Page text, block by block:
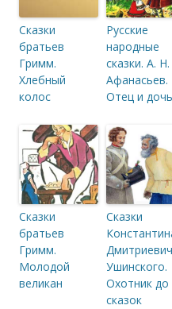
Сказки
братьев
Гримм.
Хлебный
колос
Русские
народные
сказки. А. Н.
Афанасьев.
Отец и дочь
Сказки
братьев
Гримм.
Молодой
великан
Сказки
Ушинского.
Охотник до
сказок